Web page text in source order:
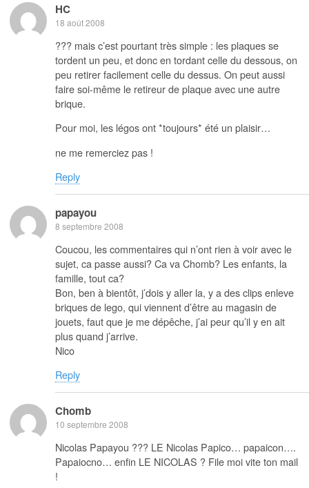
HC
18 août 2008
??? mais c’est pourtant très simple : les plaques se
tordent un peu, et donc en tordant celle du dessous, on
peu retirer facilement celle du dessus. On peut aussi
faire soi-même le retireur de plaque avec une autre
brique.
Pour moi, les légos ont *toujours* été un plaisir…
ne me remerciez pas !
Reply
papayou
8 septembre 2008
Coucou, les commentaires qui n’ont rien à voir avec le
sujet, ca passe aussi? Ca va Chomb? Les enfants, la
famille, tout ca?
Bon, ben à bientôt, j’dois y aller la, y a des clips enleve
briques de lego, qui viennent d’être au magasin de
jouets, faut que je me dépêche, j’ai peur qu’il y en ait
plus quand j’arrive.
Nico
Reply
Chomb
10 septembre 2008
Nicolas Papayou ??? LE Nicolas Papico… papaicon….
Papaiocno… enfin LE NICOLAS ? File moi vite ton mail
!